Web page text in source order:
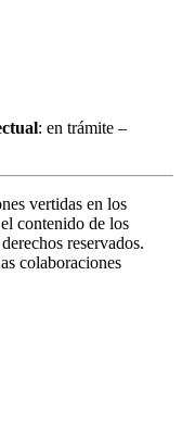
: en trámite –
vertidas en los
contenido de los
reservados.
colaboraciones